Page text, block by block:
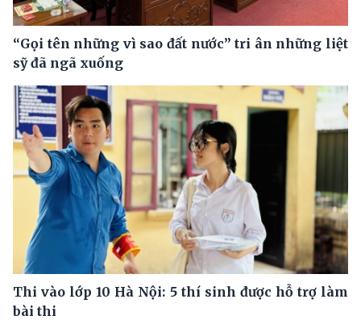
“Gọi tên những vì sao đất nước” tri ân những liệt
sỹ đã ngã xuống
Thi vào lớp 10 Hà Nội: 5 thí sinh được hỗ trợ làm
bài thi